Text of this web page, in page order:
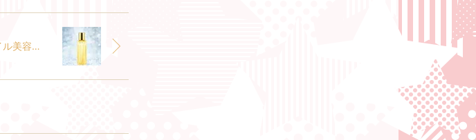
オイル美容①～スキンケア編～